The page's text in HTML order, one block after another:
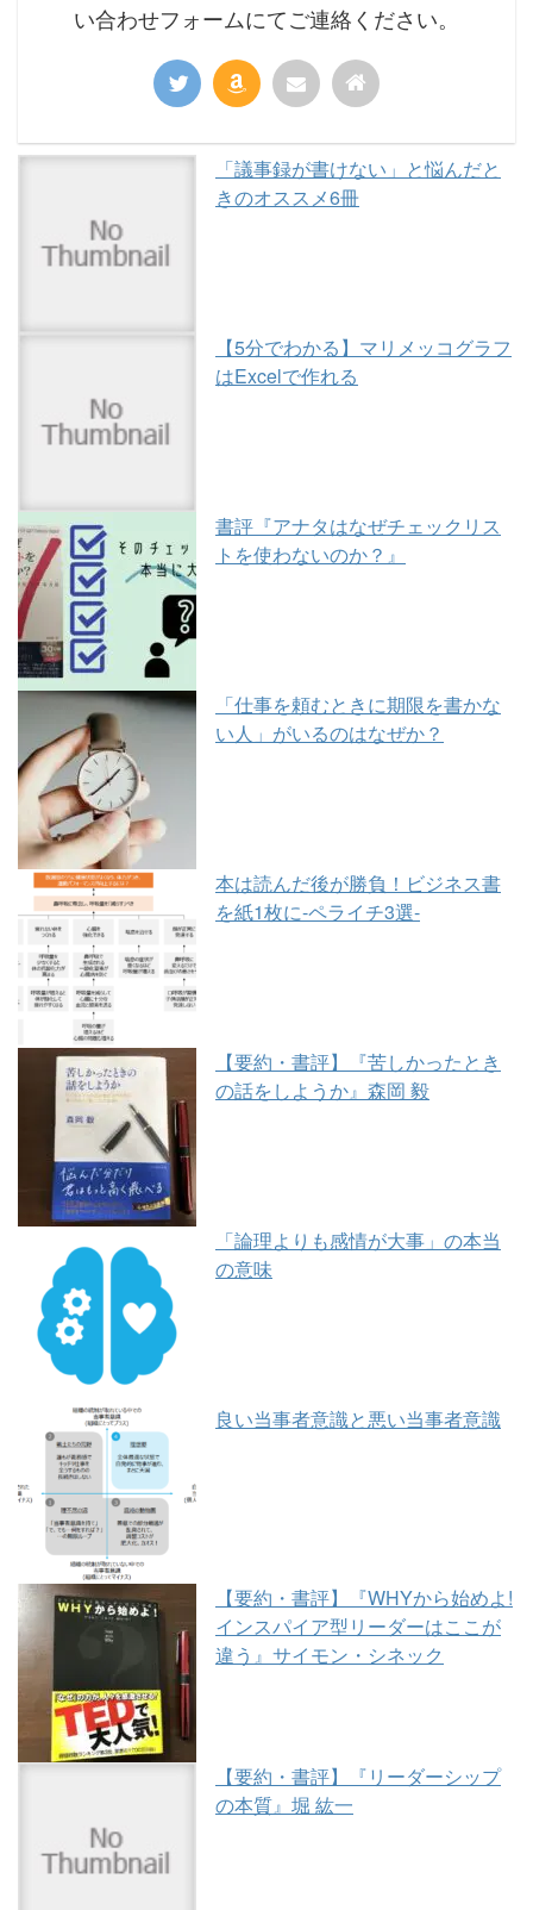
い合わせフォームにてご連絡ください。
「議事録が書けない」と悩んだと
きのオススメ6冊
【5分でわかる】マリメッコグラフ
はExcelで作れる
書評『アナタはなぜチェックリス
トを使わないのか？』
「仕事を頼むときに期限を書かな
い人」がいるのはなぜか？
本は読んだ後が勝負！ビジネス書
を紙1枚に-ペライチ3選-
【要約・書評】『苦しかったとき
の話をしようか』森岡 毅
「論理よりも感情が大事」の本当
の意味
良い当事者意識と悪い当事者意識
【要約・書評】『WHYから始めよ!
インスパイア型リーダーはここが
違う』サイモン・シネック
【要約・書評】『リーダーシップ
の本質』堀 紘一